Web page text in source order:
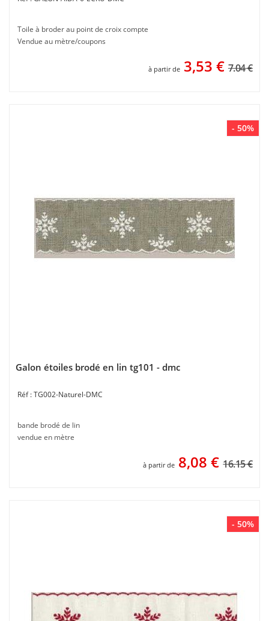
Toile à broder au point de croix compte
Vendue au mètre/coupons
à partir de 3,53 € 7.04 €
- 50%
Galon étoiles brodé en lin tg101 - dmc
TG002-Naturel-DMC
bande brodé de lin
vendue en mètre
à partir de 8,08 € 16.15 €
- 50%